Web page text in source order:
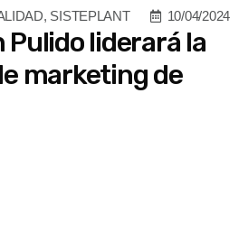
, SISTEPLANT 10/04/2024
Pulido liderará la
marketing de